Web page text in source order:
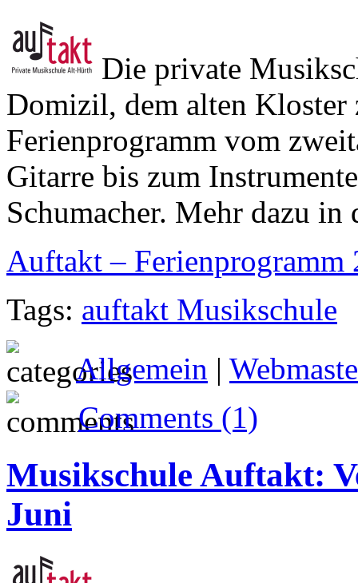
Die private
Domizil, dem alten
Ferienprogramm vom
Gitarre bis zum
Schumacher. Mehr dazu in
Auftakt – Ferienprogramm
Tags: auftakt Musikschule
Allgemein |
Comments (1)
Musikschule Auftakt:
Juni